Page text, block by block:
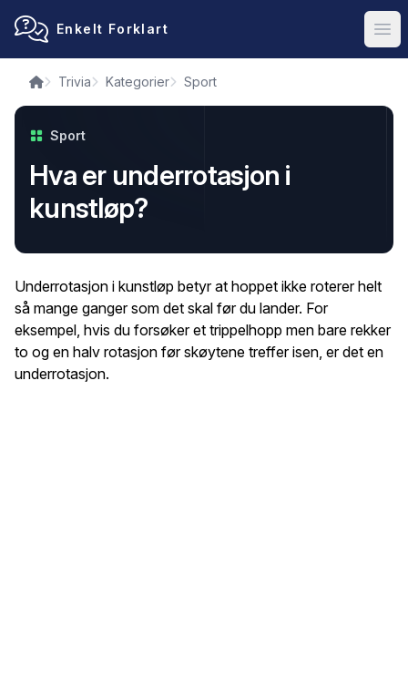
Enkelt Forklart
Trivia Kategorier Sport
Sport
Hva er underrotasjon i
kunstløp?
Underrotasjon i kunstløp betyr at hoppet ikke roterer helt
så mange ganger som det skal før du lander. For
eksempel, hvis du forsøker et trippelhopp men bare rekker
to og en halv rotasjon før skøytene treffer isen, er det en
underrotasjon.